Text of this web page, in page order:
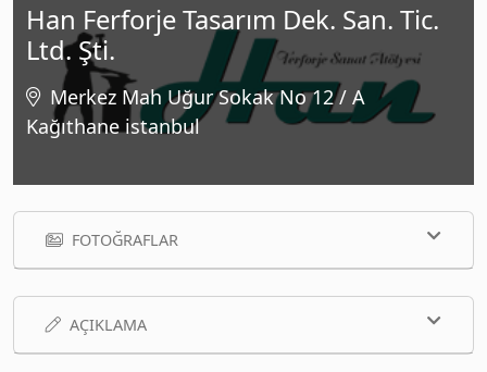
Han Ferforje Tasarım Dek. San. Tic.
Ltd. Şti.
Merkez Mah Uğur Sokak No 12 / A
Kağıthane istanbul
FOTOĞRAFLAR
AÇIKLAMA